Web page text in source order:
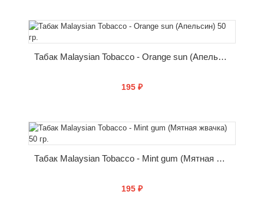
КУПИТЬ
Табак Malaysian Tobacco - Orange sun (Апельсин) 50 гр.
195 ₽
КУПИТЬ
Табак Malaysian Tobacco - Mint gum (Мятная жвачка) 50 гр.
195 ₽